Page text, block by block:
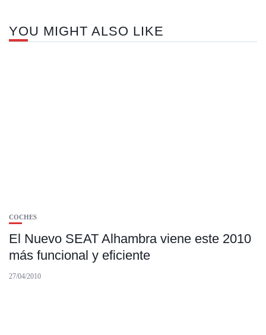
YOU MIGHT ALSO LIKE
COCHES
El Nuevo SEAT Alhambra viene este 2010
más funcional y eficiente
27/04/2010